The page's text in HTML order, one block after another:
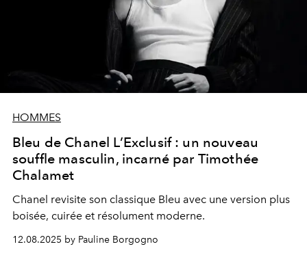
HOMMES
Bleu de Chanel L’Exclusif : un nouveau
souffle masculin, incarné par Timothée
Chalamet
Chanel revisite son classique Bleu avec une version plus
boisée, cuirée et résolument moderne.
12.08.2025 by Pauline Borgogno